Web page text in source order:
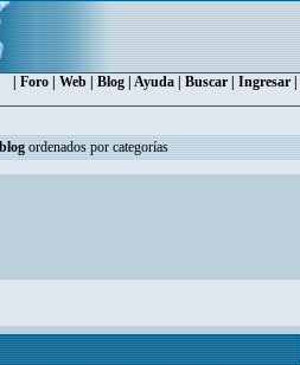
Foro Web Blog Ayuda Buscar Ingresar
ordenados por categorías